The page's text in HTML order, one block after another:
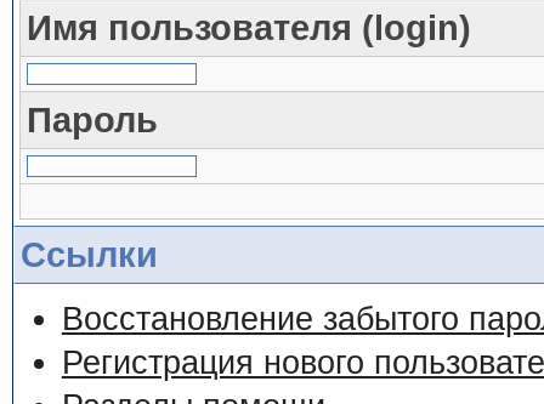
Имя пользователя (login)
Пароль
Ссылки
Восстановление забытого
Регистрация нового